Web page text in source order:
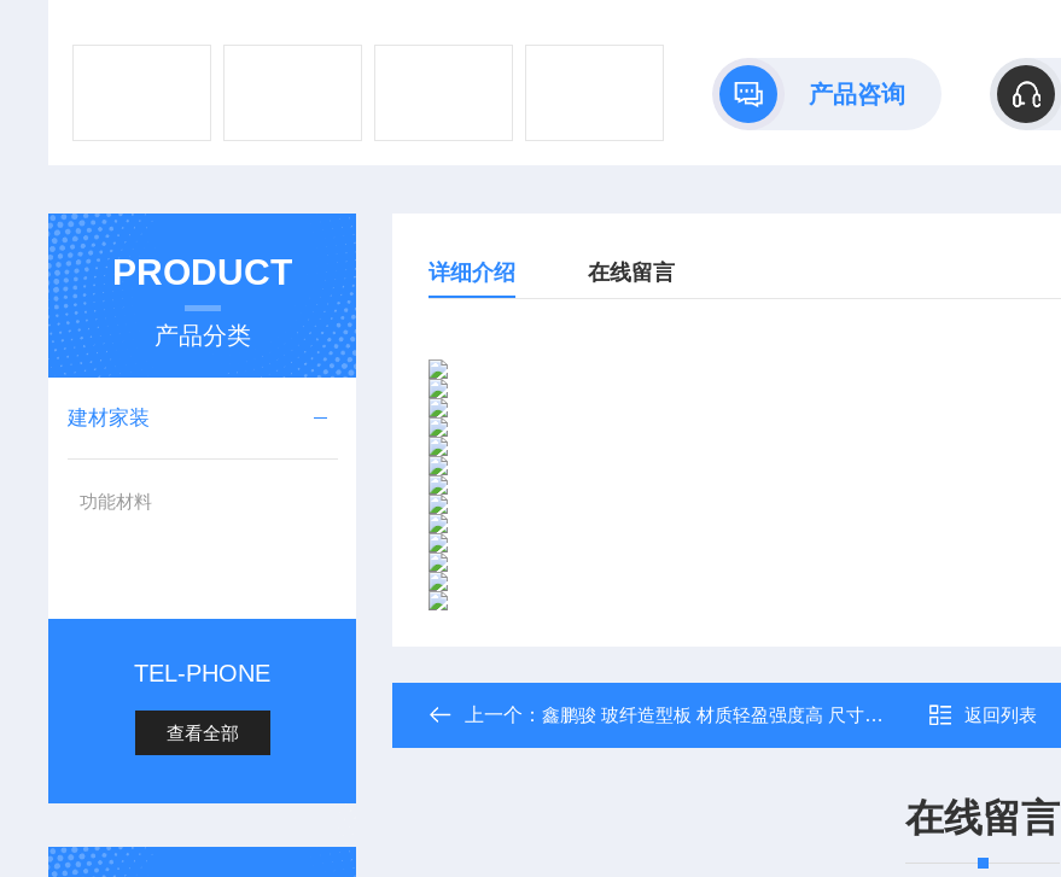
产品咨询
PRODUCT
产品分类
建材家装
功能材料
TEL-PHONE
查看全部
详细介绍 在线留言
上一个：鑫鹏骏 玻纤造型板 材质轻盈强度高 尺寸多样 厂家供应 返回列表
在线留言